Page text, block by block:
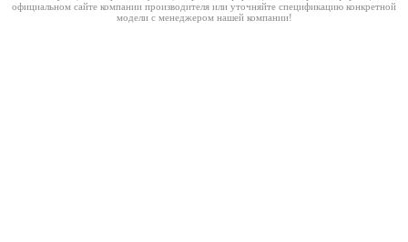
официальном сайте компании производителя или уточняйте спецификацию конкретной
модели с менеджером нашей компании!